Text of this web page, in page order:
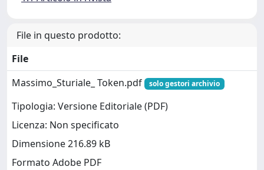
File in questo prodotto:
File
Massimo_Sturiale_ Token.pdf
solo gestori archivio
Tipologia: Versione Editoriale (PDF)
Licenza: Non specificato
Dimensione 216.89 kB
Formato Adobe PDF